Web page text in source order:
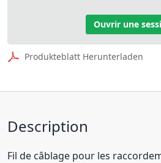
Ouvrir une
Produkteblatt Herunterladen
Description
Fil de câblage pour les